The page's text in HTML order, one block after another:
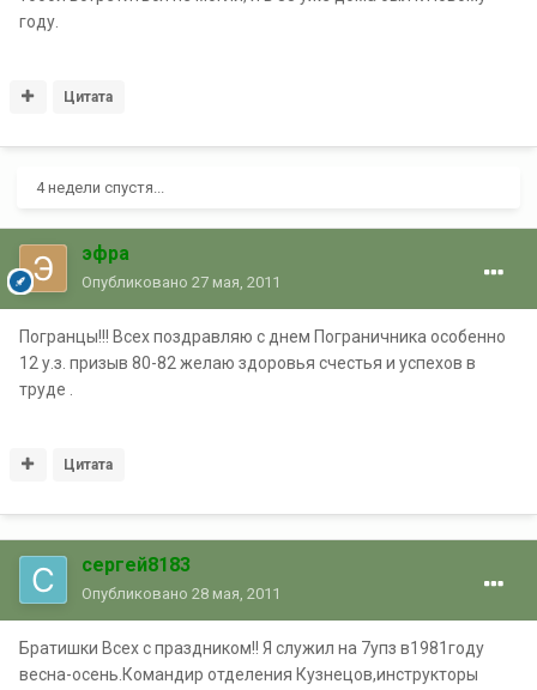
году.
Цитата
4 недели спустя...
эфра
Опубликовано 27 мая, 2011
Погранцы!!! Всех поздравляю с днем Пограничника особенно
12 у.з. призыв 80-82 желаю здоровья счестья и успехов в
труде .
Цитата
сергей8183
Опубликовано 28 мая, 2011
Братишки Всех с праздником!! Я служил на 7упз в1981году
весна-осень.Командир отделения Кузнецов,инструкторы